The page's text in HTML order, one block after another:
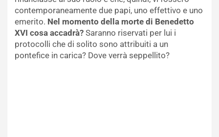
contemporaneamente due papi, uno effettivo e uno
emerito. Nel momento della morte di Benedetto
XVI cosa accadrà? Saranno riservati per lui i
protocolli che di solito sono attribuiti a un
pontefice in carica? Dove verrà seppellito?